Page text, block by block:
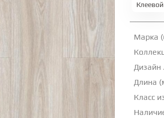
Клеевой
Марка
Дизайн
Длина
Класс